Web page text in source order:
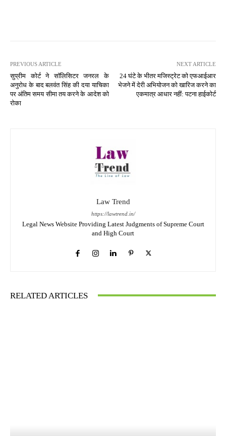
PREVIOUS ARTICLE
सुप्रीम कोर्ट ने सॉलिसिटर जनरल के
अनुरोध के बाद बलवंत सिंह की दया याचिका
पर अंतिम समय सीमा तय करने के आदेश को
रोका
NEXT ARTICLE
24 घंटे के भीतर मजिस्ट्रेट को एफआईआर
भेजने में देरी अभियोजन को खारिज करने का
एकमात्र आधार नहीं: पटना हाईकोर्ट
Law Trend
https://lawtrend.in/
Legal News Website Providing Latest Judgments of Supreme Court
and High Court
RELATED ARTICLES